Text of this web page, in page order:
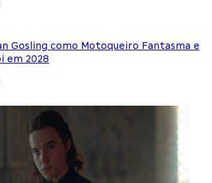
Gosling como Motoqueiro Fantasma e
em 2028